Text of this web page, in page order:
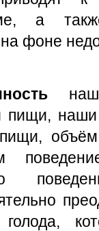
а
фоне
пищи, наши
голода,